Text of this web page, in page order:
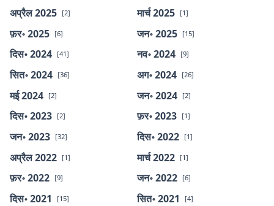
अप्रैल 2025 [2] मार्च 2025 [1]
फ़र॰ 2025 [6] जन॰ 2025 [15]
दिस॰ 2024 [41] नव॰ 2024 [9]
सित॰ 2024 [36] अग॰ 2024 [26]
मई 2024 [2] जन॰ 2024 [2]
दिस॰ 2023 [2] फ़र॰ 2023 [1]
जन॰ 2023 [32] दिस॰ 2022 [1]
अप्रैल 2022 [1] मार्च 2022 [1]
फ़र॰ 2022 [9] जन॰ 2022 [6]
दिस॰ 2021 [15] सित॰ 2021 [4]